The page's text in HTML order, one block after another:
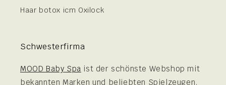
Haar botox icm Oxilock
Schwesterfirma
MOOD Baby Spa ist der schönste Webshop mit
bekannten Marken und beliebten Spielzeugen.